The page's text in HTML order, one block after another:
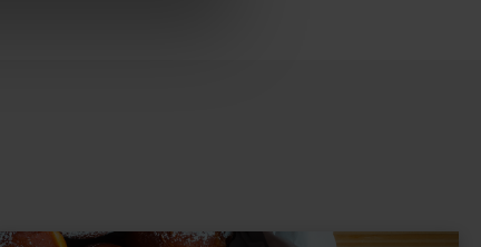
Przygotuj miskę, najlepiej szklaną lub